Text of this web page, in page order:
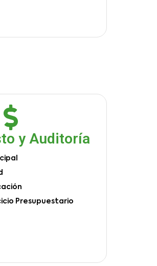
y Auditoría
Presupuestario